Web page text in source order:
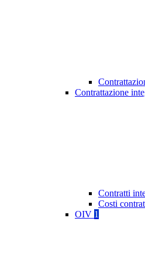
Contrattazione
Contratti
Costi
OIV 1